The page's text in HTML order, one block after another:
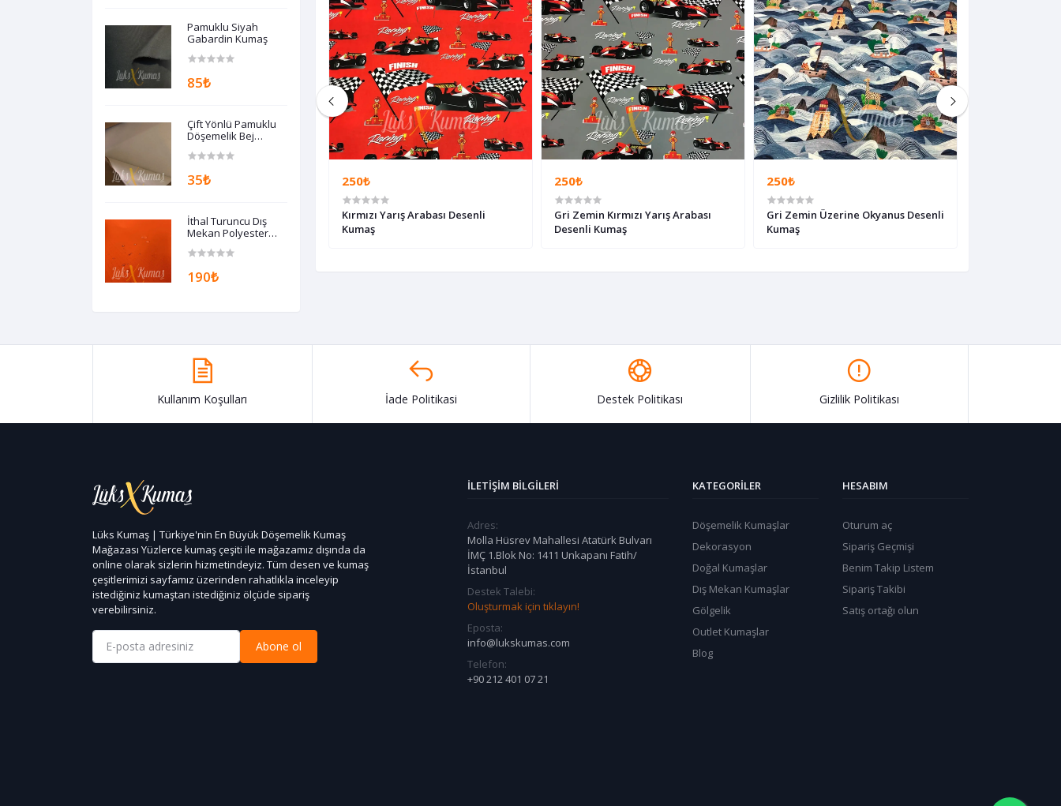
Pamuklu Siyah
Gabardin Kumaş
85₺
Çift Yönlü Pamuklu
Döşemelik Bej
35₺
İthal Turuncu Dış
Mekan Polyester
190₺
250₺
Renkli Kediler Çocuk Desenli Kumaş
250₺
Kırmızı Yarış Arabası Desenli
Kumaş
250₺
Gri Zemin Kırmızı Yarış Arabası
Desenli Kumaş
250₺
Gri Zemin Üzerine Okyanus Desenli
Kumaş
Kullanım Koşulları İade Politikasi Destek Politikası Gizlilik Politikası
Lüks Kumaş | Türkiye'nin En Büyük Döşemelik Kumaş
Mağazası Yüzlerce kumaş çeşiti ile mağazamız dışında da
online olarak sizlerin hizmetindeyiz. Tüm desen ve kumaş
çeşitlerimizi sayfamız üzerinden rahatlıkla inceleyip
istediğiniz kumaştan istediğiniz ölçüde sipariş
verebilirsiniz.
Abone ol
İLETIŞIM BILGILERI
Adres:
Molla Hüsrev Mahallesi Atatürk Bulvarı
İMÇ 1.Blok No: 1411 Unkapanı Fatih/
İstanbul
Destek Talebi:
Oluşturmak için tıklayın!
Eposta:
info@lukskumas.com
Telefon:
+90 212 401 07 21
KATEGORILER
Döşemelik Kumaşlar
Dekorasyon
Doğal Kumaşlar
Dış Mekan Kumaşlar
Gölgelik
Outlet Kumaşlar
Blog
HESABIM
Oturum aç
Sipariş Geçmişi
Benim Takip Listem
Sipariş Takibi
Satış ortağı olun